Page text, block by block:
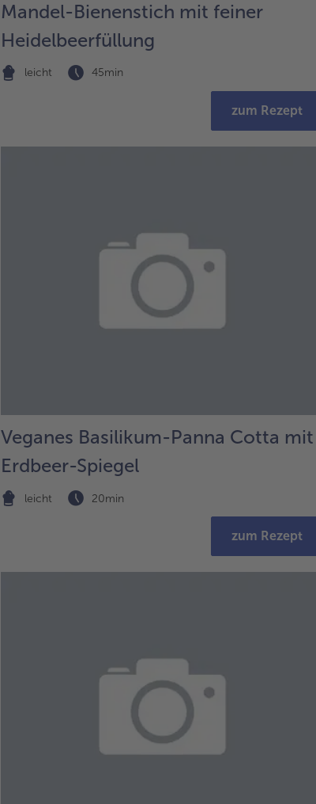
Mandel-Bienenstich mit feiner
Heidelbeerfüllung
leicht 45min
zum Rezept
Veganes Basilikum-Panna Cotta mit
Erdbeer-Spiegel
leicht 20min
zum Rezept